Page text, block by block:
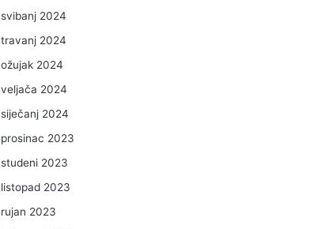
svibanj 2024
travanj 2024
ožujak 2024
veljača 2024
siječanj 2024
prosinac 2023
studeni 2023
listopad 2023
rujan 2023